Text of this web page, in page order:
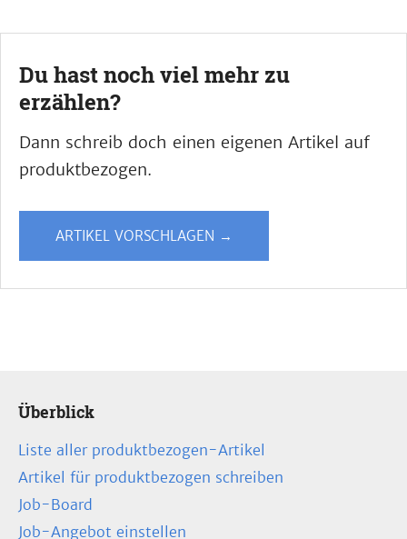
Du hast noch viel mehr zu
erzählen?
Dann schreib doch einen eigenen Artikel auf
produktbezogen.
ARTIKEL VORSCHLAGEN →
Überblick
Liste aller produktbezogen-Artikel
Artikel für produktbezogen schreiben
Job-Board
Job-Angebot einstellen